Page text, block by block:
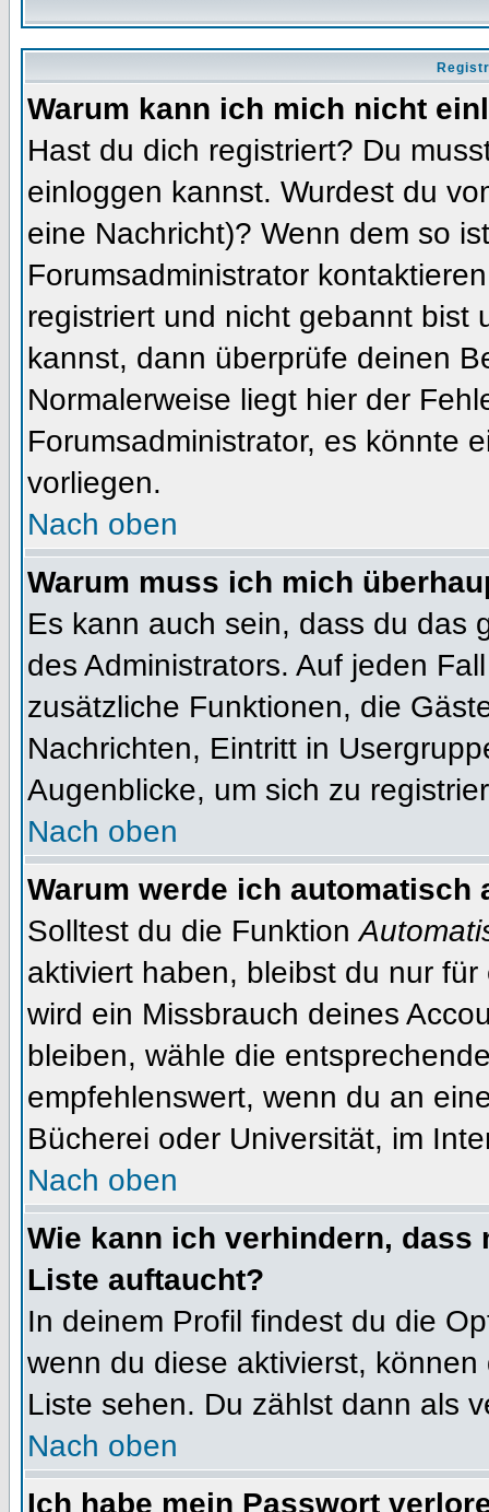
Warum kann ich mich nicht
Hast du dich registriert? Du
einloggen kannst. Wurdest du
eine Nachricht)? Wenn dem so
Forumsadministrator
registriert und nicht gebannt bist
kannst, dann überprüfe deinen
Normalerweise liegt hier der
Forumsadministrator, es könnte
vorliegen.
Nach oben
Warum muss ich mich
Es kann auch sein, dass du das
des Administrators. Auf jeden
zusätzliche Funktionen, die
Nachrichten, Eintritt in
Augenblicke, um sich zu
Nach oben
Warum werde ich automatisch
Solltest du die Funktion
aktiviert haben, bleibst du nur
wird ein Missbrauch deines
bleiben, wähle die
empfehlenswert, wenn du an
Bücherei oder Universität, im
Nach oben
Wie kann ich verhindern, dass
Liste auftaucht?
In deinem Profil findest du die
wenn du diese aktivierst,
Liste sehen. Du zählst dann als
Nach oben
Ich habe mein Passwort